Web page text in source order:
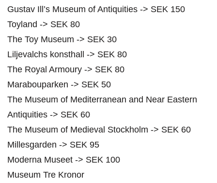
Gustav Ill’s Museum of Antiquities -> SEK 150
Toyland -> SEK 80
The Toy Museum -> SEK 30
Liljevalchs konsthall -> SEK 80
The Royal Armoury -> SEK 80
Marabouparken -> SEK 50
The Museum of Mediterranean and Near Eastern
Antiquities -> SEK 60
The Museum of Medieval Stockholm -> SEK 60
Millesgarden -> SEK 95
Moderna Museet -> SEK 100
Museum Tre Kronor